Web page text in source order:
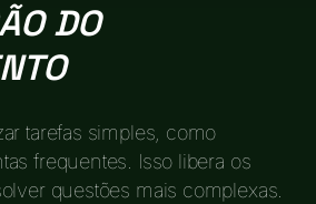
DO
tarefas simples, como
frequentes. Isso libera os
questões mais complexas.